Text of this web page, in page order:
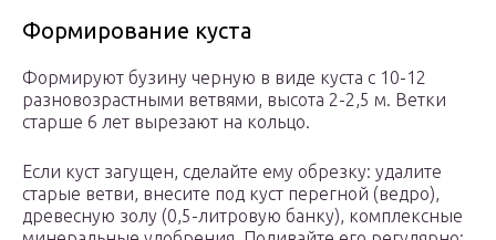
Формирование куста
Формируют бузину черную в виде куста с 10-12
разновозрастными ветвями, высота 2-2,5 м. Ветки
старше 6 лет вырезают на кольцо.
Если куст загущен, сделайте ему обрезку: удалите
старые ветви, внесите под куст перегной (ведро),
древесную золу (0,5-литровую банку), комплексные